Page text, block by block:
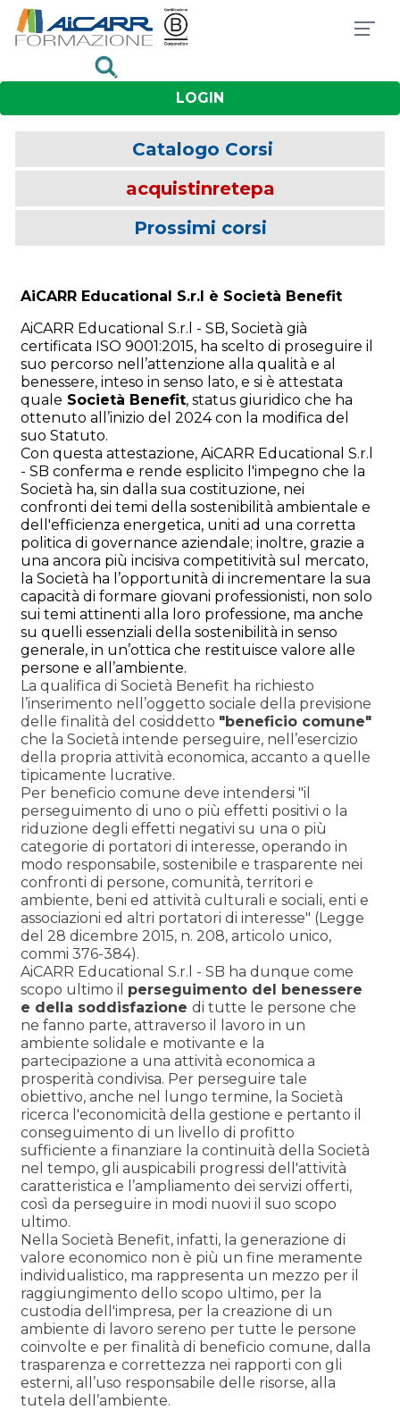
LOGIN
Catalogo Corsi
acquistinretepa
Prossimi corsi
AiCARR Educational S.r.l è Società Benefit
AiCARR Educational S.r.l - SB, Società già
certificata ISO 9001:2015, ha scelto di proseguire il
suo percorso nell’attenzione alla qualità e al
benessere, inteso in senso lato, e si è attestata
quale Società Benefit, status giuridico che ha
ottenuto all’inizio del 2024 con la modifica del
suo Statuto.
Con questa attestazione, AiCARR Educational S.r.l
- SB conferma e rende esplicito l'impegno che la
Società ha, sin dalla sua costituzione, nei
confronti dei temi della sostenibilità ambientale e
dell'efficienza energetica, uniti ad una corretta
politica di governance aziendale; inoltre, grazie a
una ancora più incisiva competitività sul mercato,
la Società ha l’opportunità di incrementare la sua
capacità di formare giovani professionisti, non solo
sui temi attinenti alla loro professione, ma anche
su quelli essenziali della sostenibilità in senso
generale, in un’ottica che restituisce valore alle
persone e all’ambiente.
La qualifica di Società Benefit ha richiesto
l’inserimento nell’oggetto sociale della previsione
delle finalità del cosiddetto "beneficio comune"
che la Società intende perseguire, nell’esercizio
della propria attività economica, accanto a quelle
tipicamente lucrative.
Per beneficio comune deve intendersi "il
perseguimento di uno o più effetti positivi o la
riduzione degli effetti negativi su una o più
categorie di portatori di interesse, operando in
modo responsabile, sostenibile e trasparente nei
confronti di persone, comunità, territori e
ambiente, beni ed attività culturali e sociali, enti e
associazioni ed altri portatori di interesse" (Legge
del 28 dicembre 2015, n. 208, articolo unico,
commi 376-384).
AiCARR Educational S.r.l - SB ha dunque come
scopo ultimo il perseguimento del benessere
e della soddisfazione di tutte le persone che
ne fanno parte, attraverso il lavoro in un
ambiente solidale e motivante e la
partecipazione a una attività economica a
prosperità condivisa. Per perseguire tale
obiettivo, anche nel lungo termine, la Società
ricerca l'economicità della gestione e pertanto il
conseguimento di un livello di profitto
sufficiente a finanziare la continuità della Società
nel tempo, gli auspicabili progressi dell'attività
caratteristica e l’ampliamento dei servizi offerti,
così da perseguire in modi nuovi il suo scopo
ultimo.
Nella Società Benefit, infatti, la generazione di
valore economico non è più un fine meramente
individualistico, ma rappresenta un mezzo per il
raggiungimento dello scopo ultimo, per la
custodia dell'impresa, per la creazione di un
ambiente di lavoro sereno per tutte le persone
coinvolte e per finalità di beneficio comune, dalla
trasparenza e correttezza nei rapporti con gli
esterni, all’uso responsabile delle risorse, alla
tutela dell’ambiente.